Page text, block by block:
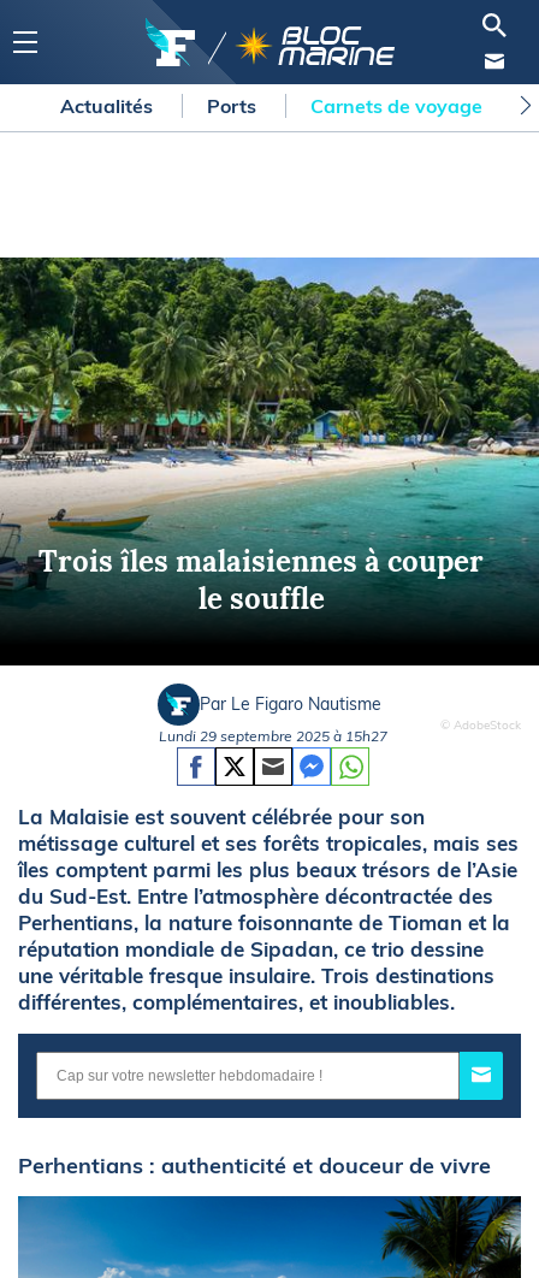
Actualités Ports Carnets de voyage
Trois îles malaisiennes à couper
le souffle
© AdobeStock
Par Le Figaro Nautisme
Lundi 29 septembre 2025 à 15h27
La Malaisie est souvent célébrée pour son
métissage culturel et ses forêts tropicales, mais ses
îles comptent parmi les plus beaux trésors de l’Asie
du Sud-Est. Entre l’atmosphère décontractée des
Perhentians, la nature foisonnante de Tioman et la
réputation mondiale de Sipadan, ce trio dessine
une véritable fresque insulaire. Trois destinations
différentes, complémentaires, et inoubliables.
Perhentians : authenticité et douceur de vivre